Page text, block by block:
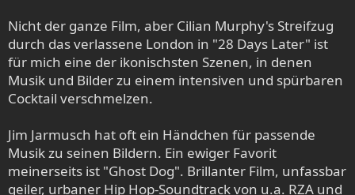
Nicht der ganze Film, aber Cilian Murphy's Streifzug
durch das verlassene London in "28 Days Later" ist
für mich eine der ikonischsten Szenen, in denen
Musik und Bilder zu einem intensiven und spürbaren
Cocktail verschmelzen.
Jim Jarmusch hat oft ein Händchen für passende
Musik zu seinen Bildern. Ein ewiger Favorit
meinerseits ist "Ghost Dog". Brillanter Film, unfassbar
geiler, urbaner Hip Hop-Soundtrack von u.a. RZA und